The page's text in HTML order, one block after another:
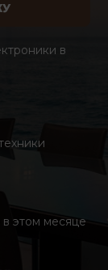
в
этом месяце